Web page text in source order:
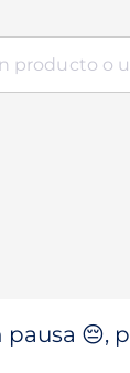
😔,